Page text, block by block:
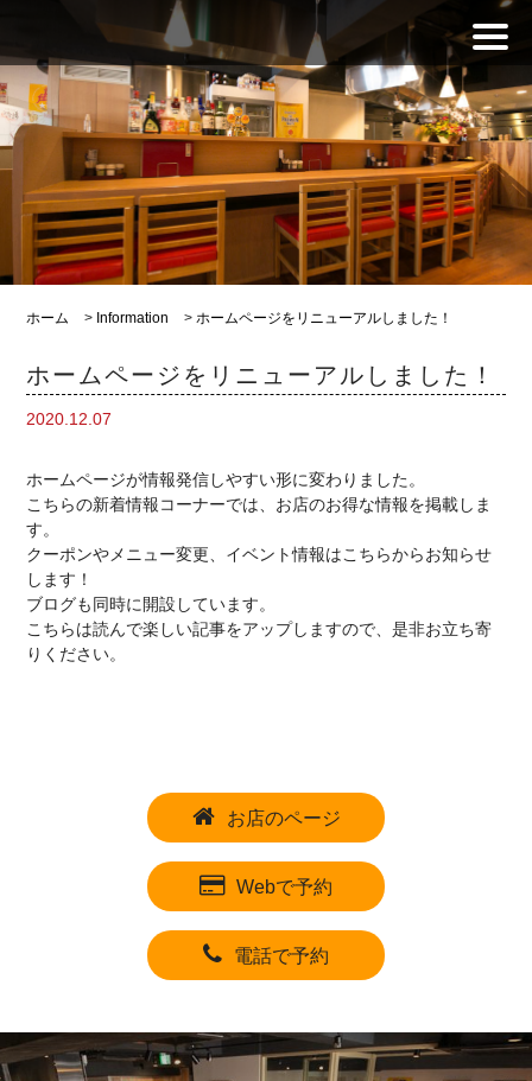
ホーム > Information >ホームページをリニューアルしました！
ホームページをリニューアルしました！
2020.12.07
ホームページが情報発信しやすい形に変わりました。
こちらの新着情報コーナーでは、お店のお得な情報を掲載しま
す。
クーポンやメニュー変更、イベント情報はこちらからお知らせ
します！
ブログも同時に開設しています。
こちらは読んで楽しい記事をアップしますので、是非お立ち寄
りください。
お店のページ
Webで予約
電話で予約